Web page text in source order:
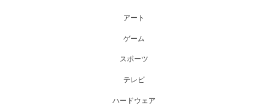
アート
ゲーム
スポーツ
テレビ
ハードウェア